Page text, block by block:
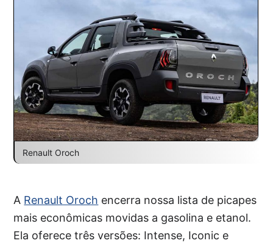
Renault Oroch
A Renault Oroch encerra nossa lista de picapes
mais econômicas movidas a gasolina e etanol.
Ela oferece três versões: Intense, Iconic e